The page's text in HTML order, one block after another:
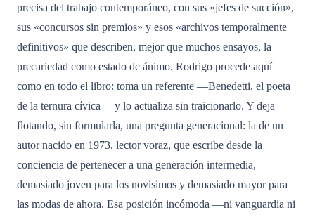
precisa del trabajo contemporáneo, con sus «jefes de succión»,
sus «concursos sin premios» y esos «archivos temporalmente
definitivos» que describen, mejor que muchos ensayos, la
precariedad como estado de ánimo. Rodrigo procede aquí
como en todo el libro: toma un referente —Benedetti, el poeta
de la ternura cívica— y lo actualiza sin traicionarlo. Y deja
flotando, sin formularla, una pregunta generacional: la de un
autor nacido en 1973, lector voraz, que escribe desde la
conciencia de pertenecer a una generación intermedia,
demasiado joven para los novísimos y demasiado mayor para
las modas de ahora. Esa posición incómoda —ni vanguardia ni